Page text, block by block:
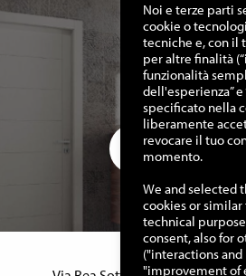
RICHIEDI I
CLICCA
Manuello
Noi e terze parti
cookie o
tecniche e, con il
per altre finalità
funzionalità
dell'esperienza”
specificato nella
liberamente
revocare il tuo
momento.
We and selected
cookies or
technical
consent, also for
("interactions
"improvement of